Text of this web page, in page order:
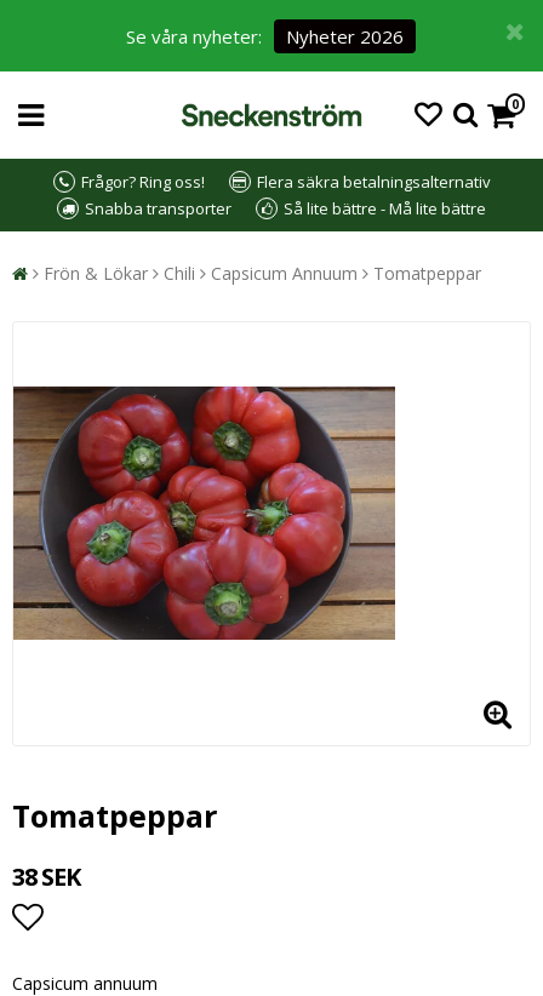
Se våra nyheter: Nyheter 2026
0
Frågor? Ring oss!
Flera säkra betalningsalternativ
Snabba transporter
Så lite bättre - Må lite bättre
Frön & Lökar Chili Capsicum Annuum Tomatpeppar
Tomatpeppar
38 SEK
Capsicum annuum